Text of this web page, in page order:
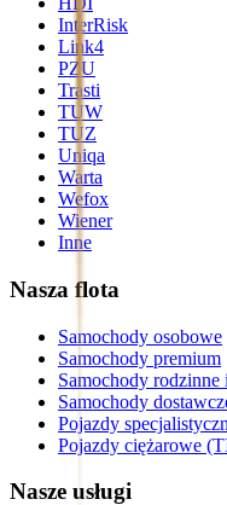
InterRisk
Link4
PZU
Trasti
TUW
TUZ
Uniqa
Warta
Wefox
Wiener
Inne
Nasza flota
Samochody osobowe
Samochody premium
Samochody
Samochody
Pojazdy
Pojazdy ciężarowe
Nasze usługi